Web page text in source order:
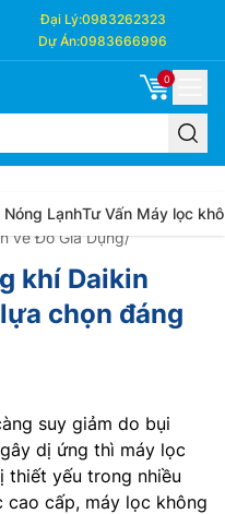
Đại Lý:0983262323
Dự Án:0983666996
0
LạnhTư Vấn Máy lọc
về Đồ Gia Dụng/
khí Daikin
chọn đáng
suy giảm do bụi
dị ứng thì máy lọc
thiết yếu trong nhiều
cao cấp, máy lọc không